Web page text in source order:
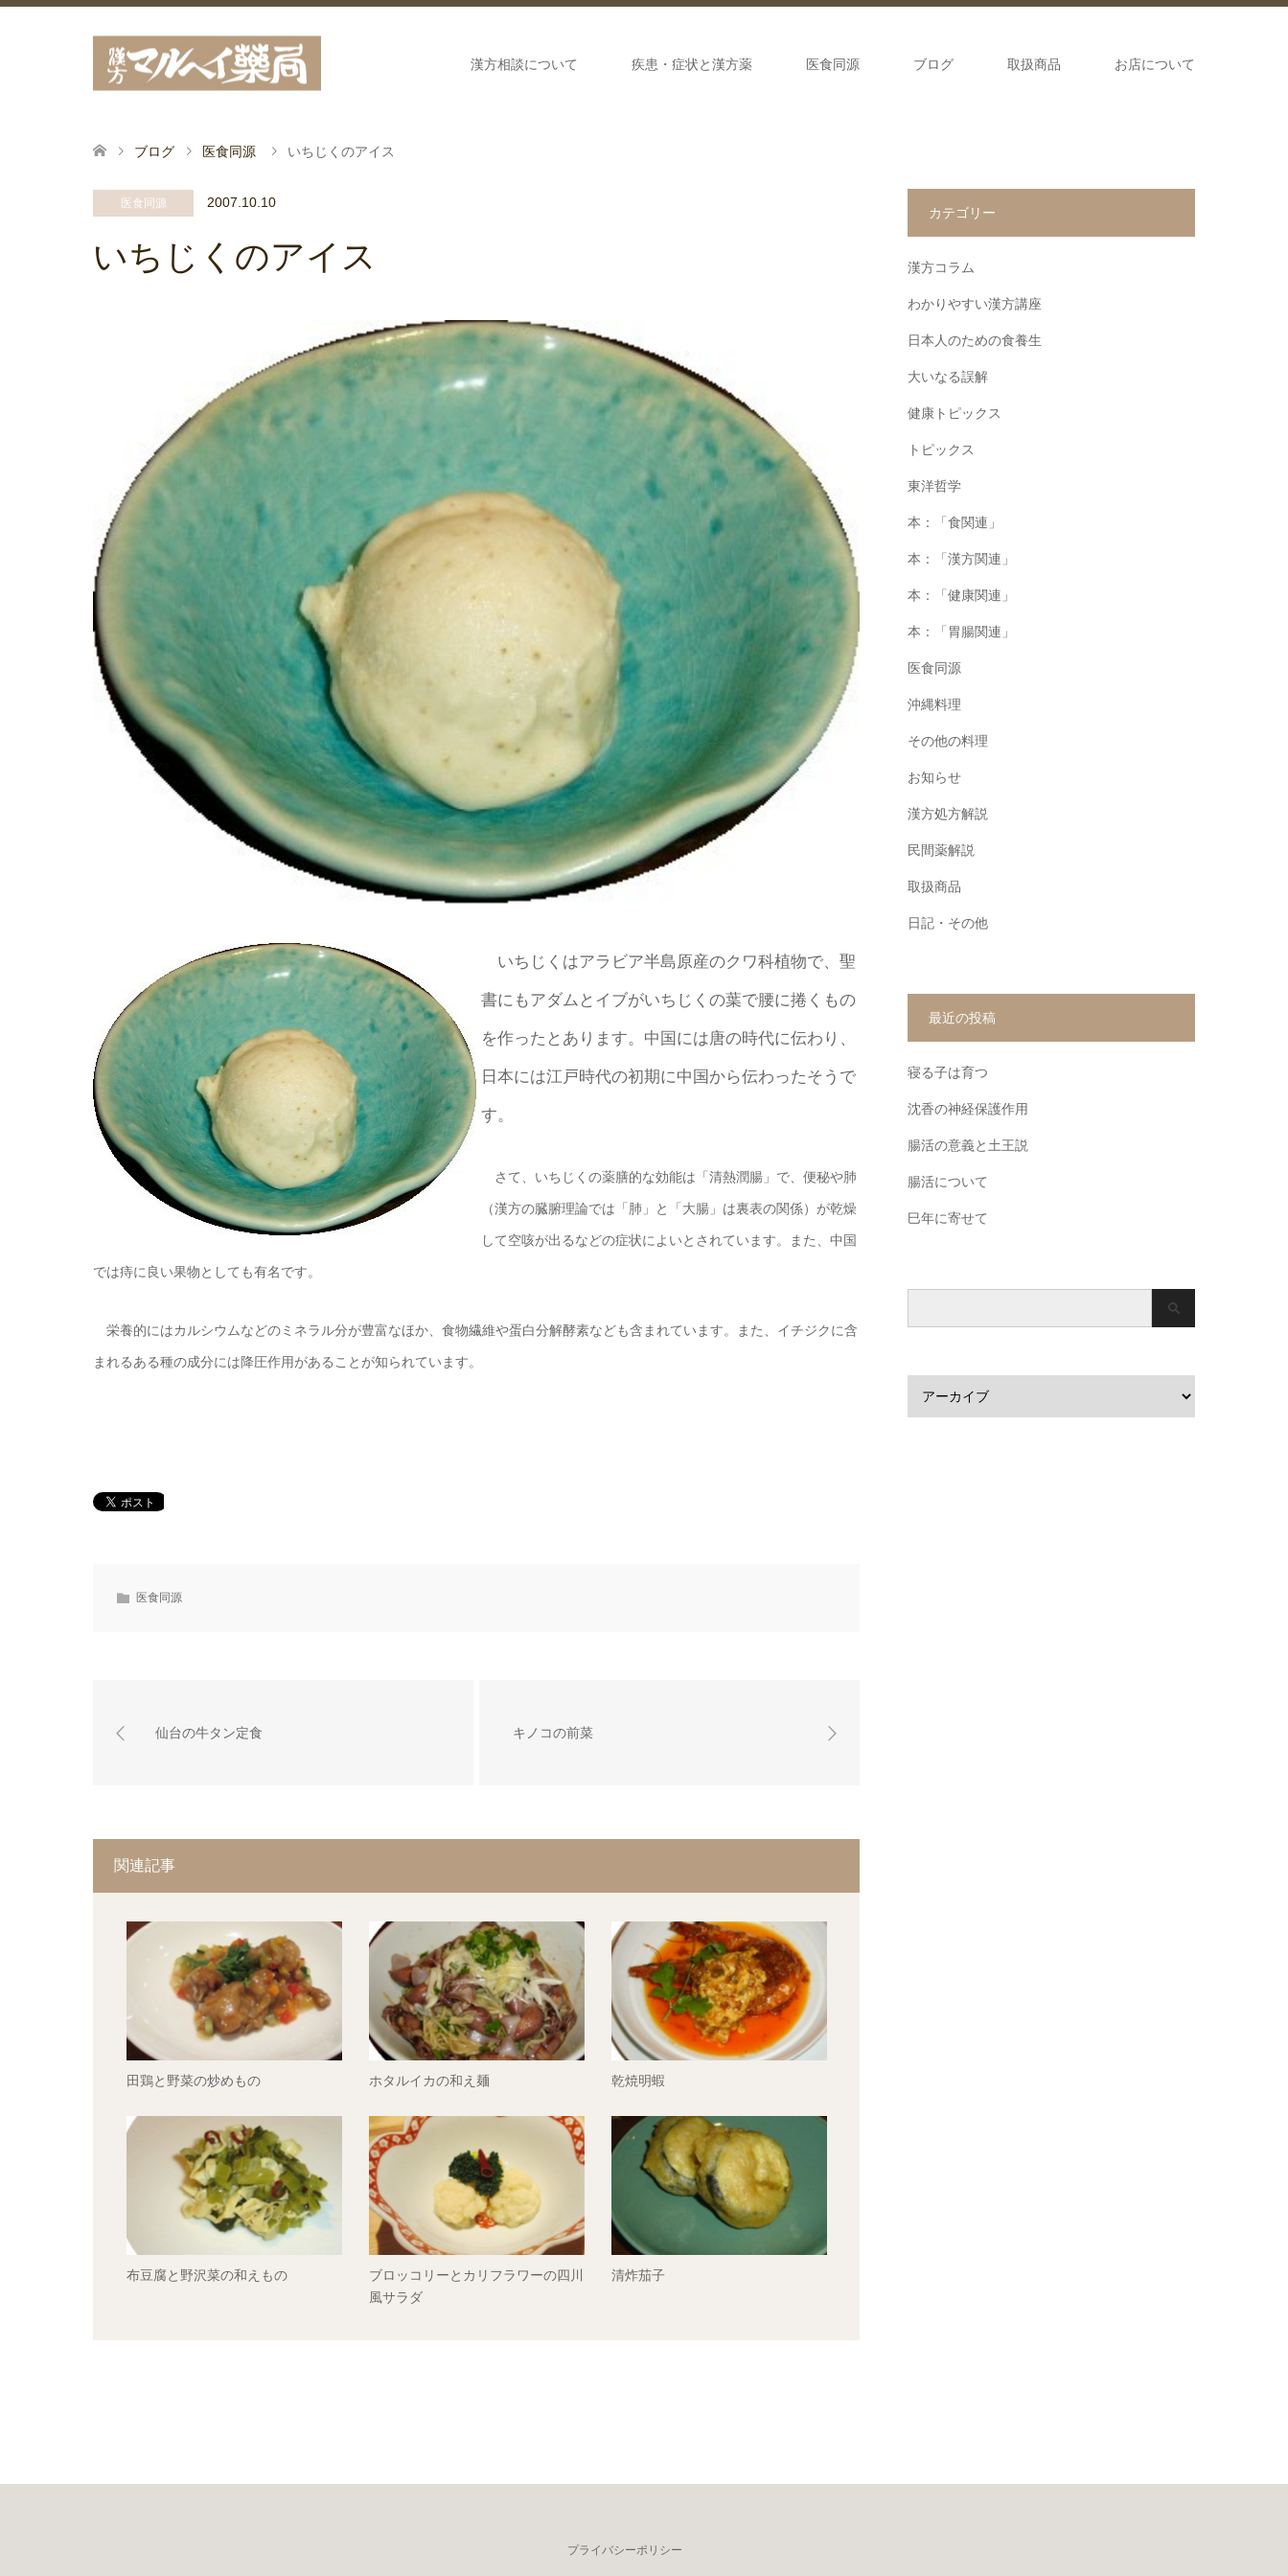
漢方相談について 疾患・症状と漢方薬 医食同源 ブログ 取扱商品 お店について
ブログ 医食同源 いちじくのアイス
医食同源 2007.10.10
いちじくのアイス
いちじくはアラビア半島原産のクワ科植物で、聖
書にもアダムとイブがいちじくの葉で腰に捲くもの
を作ったとあります。中国には唐の時代に伝わり、
日本には江戸時代の初期に中国から伝わったそうで
す。
さて、いちじくの薬膳的な効能は「清熱潤腸」で、便秘や肺
（漢方の臓腑理論では「肺」と「大腸」は裏表の関係）が乾燥
して空咳が出るなどの症状によいとされています。また、中国
では痔に良い果物としても有名です。
栄養的にはカルシウムなどのミネラル分が豊富なほか、食物繊維や蛋白分解酵素なども含まれています。また、イチジクに含
まれるある種の成分には降圧作用があることが知られています。
医食同源
仙台の牛タン定食 キノコの前菜
関連記事
田鶏と野菜の炒めもの ホタルイカの和え麺 乾焼明蝦
布豆腐と野沢菜の和えもの
ブロッコリーとカリフラワーの四川
風サラダ
清炸茄子
カテゴリー
漢方コラム
わかりやすい漢方講座
日本人のための食養生
大いなる誤解
健康トピックス
トピックス
東洋哲学
本：「食関連」
本：「漢方関連」
本：「健康関連」
本：「胃腸関連」
医食同源
沖縄料理
その他の料理
お知らせ
漢方処方解説
民間薬解説
取扱商品
日記・その他
最近の投稿
寝る子は育つ
沈香の神経保護作用
腸活の意義と土王説
腸活について
巳年に寄せて
プライバシーポリシー